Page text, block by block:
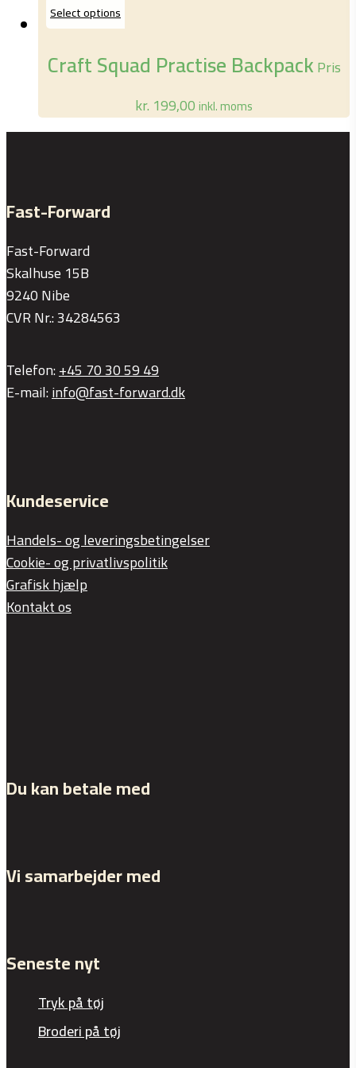
Select options
Craft Squad Practise BackpackPris
kr. 199,00inkl. moms
Fast-Forward
Fast-Forward
Skalhuse 15B
9240 Nibe
CVR Nr.: 34284563
Telefon:+45 70 30 59 49
E-mail:info@fast-forward.dk
Kundeservice
Handels- og leveringsbetingelser
Cookie- og privatlivspolitik
Grafisk hjælp
Kontakt os
Du kan betale med
Vi samarbejder med
Seneste nyt
Tryk på tøj
Broderi på tøj